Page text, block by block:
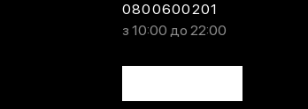
0800600201
з 10:00 до 22:00